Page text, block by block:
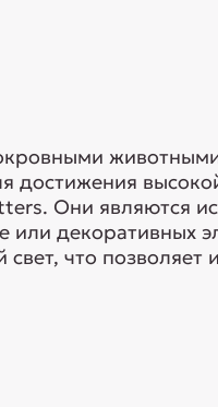
Они являются
или декоративных
что позволяет